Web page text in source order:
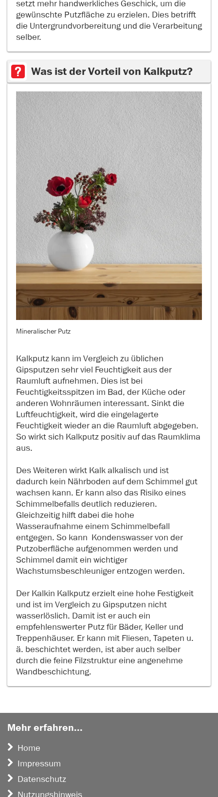
setzt mehr handwerkliches Geschick, um die
gewünschte Putzfläche zu erzielen. Dies betrifft
die Untergrundvorbereitung und die Verarbeitung
selber.
Was ist der Vorteil von Kalkputz?
Mineralischer Putz
Kalkputz kann im Vergleich zu üblichen
Gipsputzen sehr viel Feuchtigkeit aus der
Raumluft aufnehmen. Dies ist bei
Feuchtigkeitsspitzen im Bad, der Küche oder
anderen Wohnräumen interessant. Sinkt die
Luftfeuchtigkeit, wird die eingelagerte
Feuchtigkeit wieder an die Raumluft abgegeben.
So wirkt sich Kalkputz positiv auf das Raumklima
aus.
Des Weiteren wirkt Kalk alkalisch und ist
dadurch kein Nährboden auf dem Schimmel gut
wachsen kann. Er kann also das Risiko eines
Schimmelbefalls deutlich reduzieren.
Gleichzeitig hilft dabei die hohe
Wasseraufnahme einem Schimmelbefall
entgegen. So kann Kondenswasser von der
Putzoberfläche aufgenommen werden und
Schimmel damit ein wichtiger
Wachstumsbeschleuniger entzogen werden.
Der Kalkin Kalkputz erzielt eine hohe Festigkeit
und ist im Vergleich zu Gipsputzen nicht
wasserlöslich. Damit ist er auch ein
empfehlenswerter Putz für Bäder, Keller und
Treppenhäuser. Er kann mit Fliesen, Tapeten u.
ä. beschichtet werden, ist aber auch selber
durch die feine Filzstruktur eine angenehme
Wandbeschichtung.
Mehr erfahren...
Home
Impressum
Datenschutz
Nutzungshinweis